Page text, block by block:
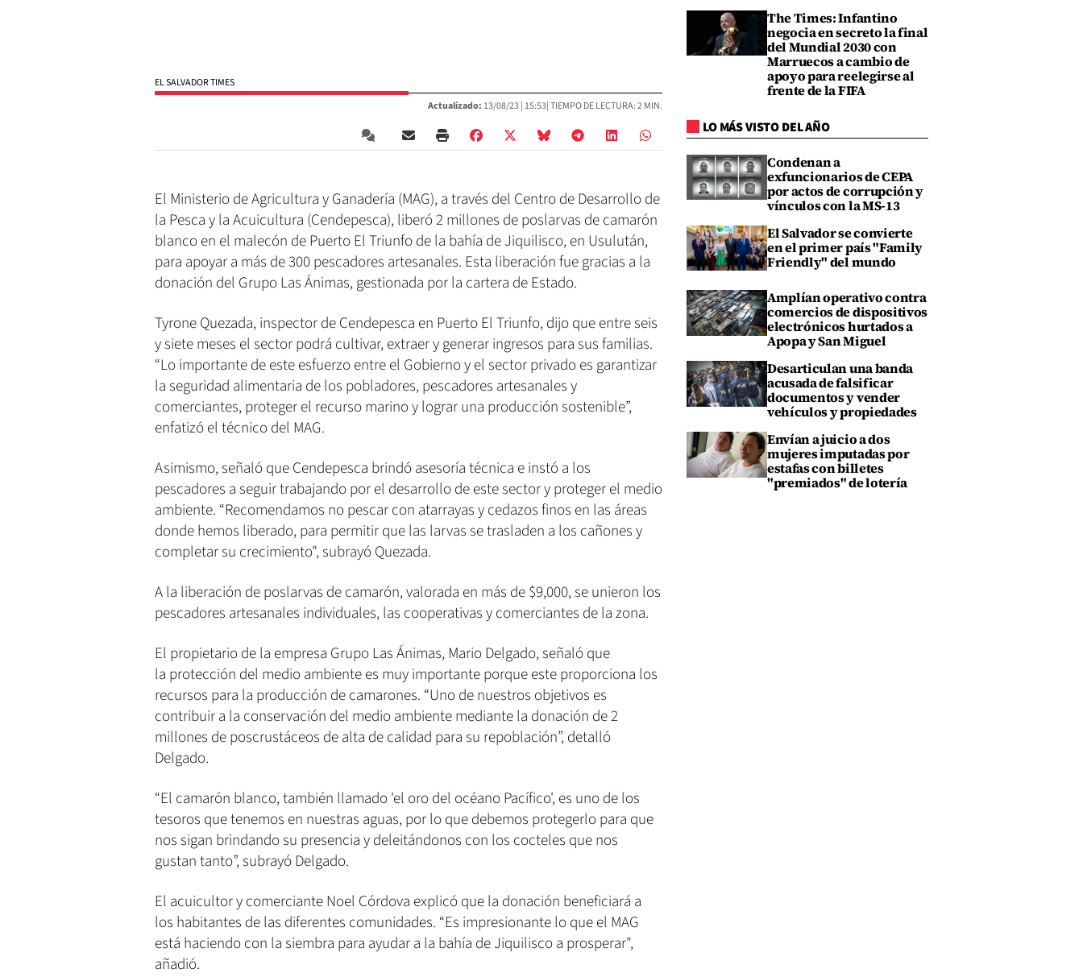
EL SALVADOR TIMES
Actualizado: 13/08/23 | 15:53| TIEMPO DE LECTURA: 2 MIN.
El Ministerio de Agricultura y Ganadería (MAG), a través del Centro de Desarrollo de
la Pesca y la Acuicultura (Cendepesca), liberó 2 millones de poslarvas de camarón
blanco en el malecón de Puerto El Triunfo de la bahía de Jiquilisco, en Usulután,
para apoyar a más de 300 pescadores artesanales. Esta liberación fue gracias a la
donación del Grupo Las Ánimas, gestionada por la cartera de Estado.
Tyrone Quezada, inspector de Cendepesca en Puerto El Triunfo, dijo que entre seis
y siete meses el sector podrá cultivar, extraer y generar ingresos para sus familias.
“Lo importante de este esfuerzo entre el Gobierno y el sector privado es garantizar
la seguridad alimentaria de los pobladores, pescadores artesanales y
comerciantes, proteger el recurso marino y lograr una producción sostenible”,
enfatizó el técnico del MAG.
Asimismo, señaló que Cendepesca brindó asesoría técnica e instó a los
pescadores a seguir trabajando por el desarrollo de este sector y proteger el medio
ambiente. “Recomendamos no pescar con atarrayas y cedazos finos en las áreas
donde hemos liberado, para permitir que las larvas se trasladen a los cañones y
completar su crecimiento", subrayó Quezada.
A la liberación de poslarvas de camarón, valorada en más de $9,000, se unieron los
pescadores artesanales individuales, las cooperativas y comerciantes de la zona.
El propietario de la empresa Grupo Las Ánimas, Mario Delgado, señaló que
la protección del medio ambiente es muy importante porque este proporciona los
recursos para la producción de camarones. “Uno de nuestros objetivos es
contribuir a la conservación del medio ambiente mediante la donación de 2
millones de poscrustáceos de alta de calidad para su repoblación”, detalló
Delgado.
“El camarón blanco, también llamado 'el oro del océano Pacífico', es uno de los
tesoros que tenemos en nuestras aguas, por lo que debemos protegerlo para que
nos sigan brindando su presencia y deleitándonos con los cocteles que nos
gustan tanto”, subrayó Delgado.
El acuicultor y comerciante Noel Córdova explicó que la donación beneficiará a
los habitantes de las diferentes comunidades. “Es impresionante lo que el MAG
está haciendo con la siembra para ayudar a la bahía de Jiquilisco a prosperar",
añadió.
The Times: Infantino
negocia en secreto la final
del Mundial 2030 con
Marruecos a cambio de
apoyo para reelegirse al
frente de la FIFA
LO MÁS VISTO DEL AÑO
Condenan a
exfuncionarios de CEPA
por actos de corrupción y
vínculos con la MS-13
El Salvador se convierte
en el primer país "Family
Friendly" del mundo
Amplían operativo contra
comercios de dispositivos
electrónicos hurtados a
Apopa y San Miguel
Desarticulan una banda
acusada de falsificar
documentos y vender
vehículos y propiedades
Envían a juicio a dos
mujeres imputadas por
estafas con billetes
"premiados" de lotería